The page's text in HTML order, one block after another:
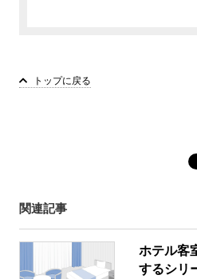
トップに戻る
関連記事
ホテル客
するシ